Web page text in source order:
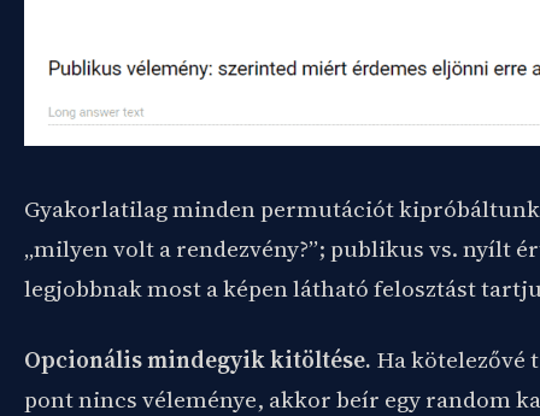
Gyakorlatilag minden permutációt
„milyen volt a rendezvény?”; publikus vs. nyílt
legjobbnak most a képen látható felosztást
Opcionális mindegyik kitöltése. Ha kötelezővé
pont nincs véleménye, akkor beír egy random